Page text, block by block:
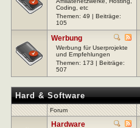
Coding, etc
Themen: 49 | Beiträge:
105
Werbung
Werbung für Userprojekte
und Empfehlungen
Themen: 173 | Beiträge:
507
Hard & Software
Forum
Hardware